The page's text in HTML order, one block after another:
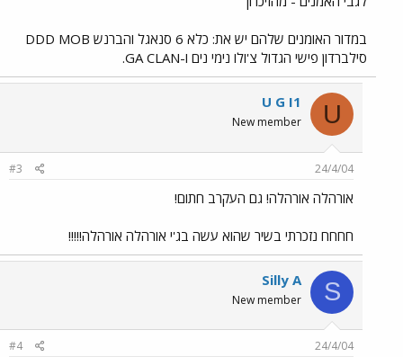
במדור האומנים שלהם יש את: כלא 6 סנאגל והברנש DDD MOB
סילברדון פישי הגדול צ'ולו נימי נים ו-GA CLAN.
U
U G I1
New member
24/4/04
#3
אורהלה אורהלה! גם העקרב חתום!
חחחח נזכרתי בשיר שהוא עשה בג'י אורהלה אורהלה!!!!!
S
Silly A
New member
24/4/04
#4